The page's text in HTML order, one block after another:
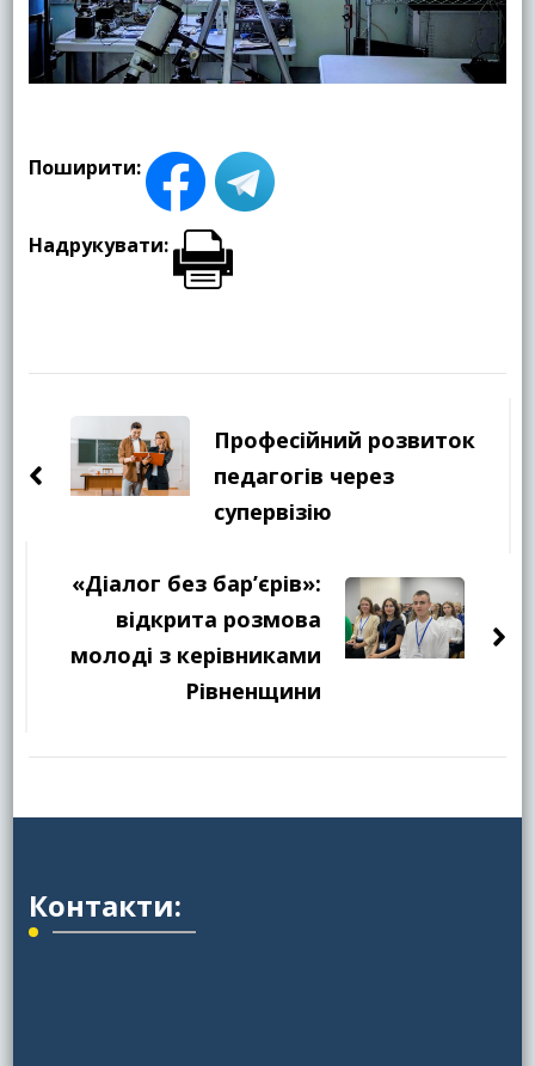
Поширити:
Надрукувати:
по
запису
Професійний розвиток
педагогів через
супервізію
«Діалог без бар’єрів»:
відкрита розмова
молоді з керівниками
Рівненщини
Контакти: